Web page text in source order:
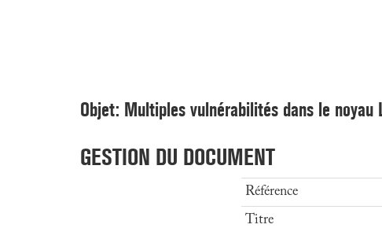
Objet: Multiples vulnérabilités dans le noyau
GESTION DU DOCUMENT
Référence
Titre